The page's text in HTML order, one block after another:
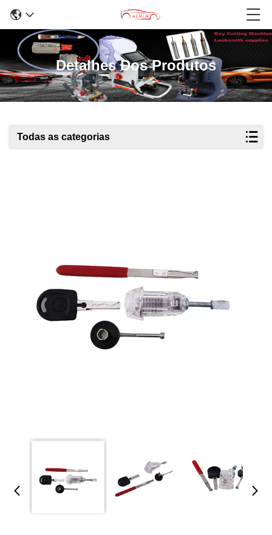
Detalhes Dos Produtos
Todas as categorias